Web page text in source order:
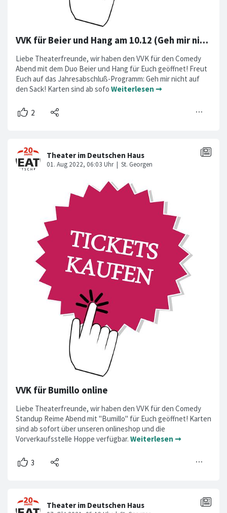
VVK für Beier und Hang am 10.12 (Geh mir nicht auf den Sack) online
Liebe Theaterfreunde, wir haben den VVK für den Comedy
Abend mit dem Duo Beier und Hang für Euch geöffnet! Freut
Euch auf das Jahresabschluß-Programm: Geh mir nicht auf
den Sack! Karten sind ab sofo Weiterlesen ➞
VVK für Bumillo online
Liebe Theaterfreunde, wir haben den VVK für den Comedy
Standup Reime Abend mit "Bumillo" für Euch geöffnet! Karten
sind ab sofort über unseren onlineshop und die
Vorverkaufsstelle Hoppe verfügbar. Weiterlesen ➞